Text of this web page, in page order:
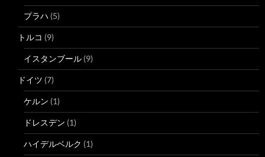
プラハ (5)
トルコ (9)
イスタンブール (9)
ドイツ (7)
ケルン (1)
ドレスデン (1)
ハイデルベルク (1)